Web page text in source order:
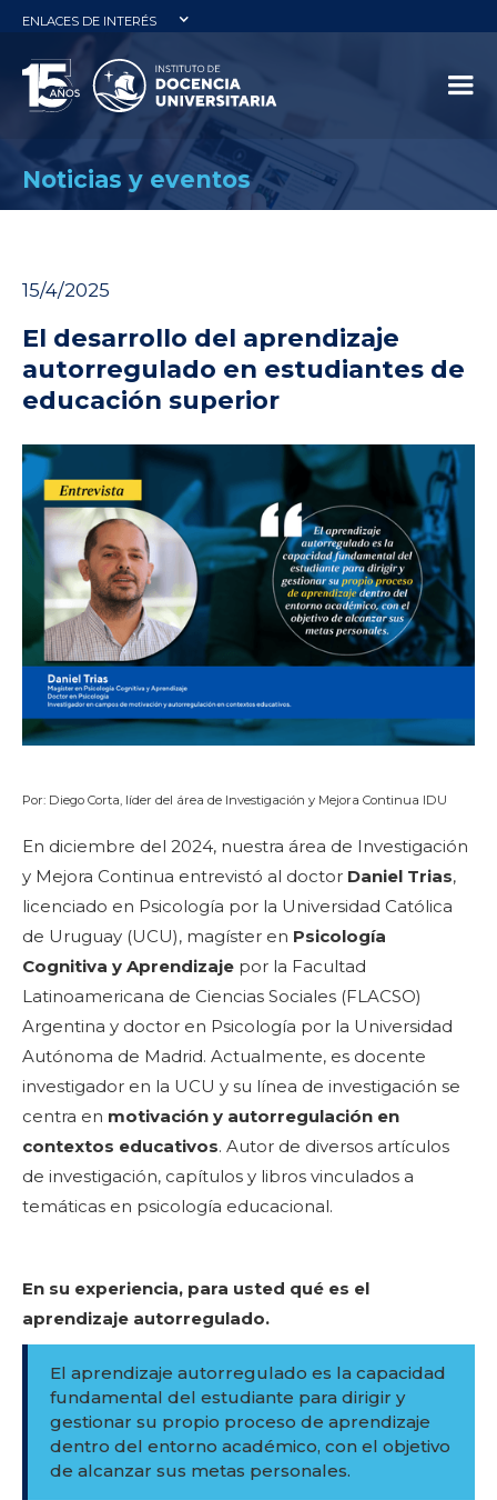
ENLACES DE INTERÉS
Noticias y eventos
15/4/2025
El desarrollo del aprendizaje
autorregulado en estudiantes de
educación superior
Por: Diego Corta, líder del área de Investigación y Mejora Continua IDU
En diciembre del 2024, nuestra área de Investigación
y Mejora Continua entrevistó al doctor Daniel Trias,
licenciado en Psicología por la Universidad Católica
de Uruguay (UCU), magíster en Psicología
Cognitiva y Aprendizaje por la Facultad
Latinoamericana de Ciencias Sociales (FLACSO)
Argentina y doctor en Psicología por la Universidad
Autónoma de Madrid. Actualmente, es docente
investigador en la UCU y su línea de investigación se
centra en motivación y autorregulación en
contextos educativos. Autor de diversos artículos
de investigación, capítulos y libros vinculados a
temáticas en psicología educacional.
En su experiencia, para usted qué es el
aprendizaje autorregulado.
El aprendizaje autorregulado es la capacidad
fundamental del estudiante para dirigir y
gestionar su propio proceso de aprendizaje
dentro del entorno académico, con el objetivo
de alcanzar sus metas personales.